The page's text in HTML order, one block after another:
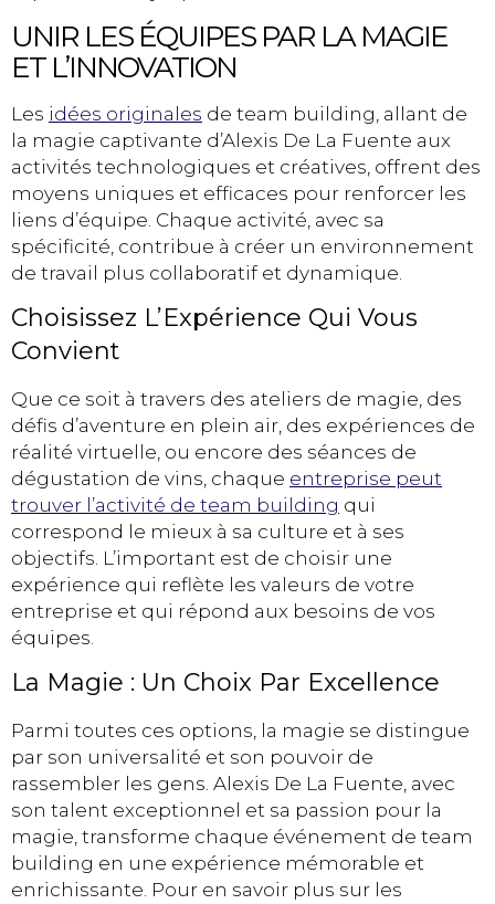
UNIR LES ÉQUIPES PAR LA MAGIE
ET L’INNOVATION
Les idées originales de team building, allant de
la magie captivante d’Alexis De La Fuente aux
activités technologiques et créatives, offrent des
moyens uniques et efficaces pour renforcer les
liens d’équipe. Chaque activité, avec sa
spécificité, contribue à créer un environnement
de travail plus collaboratif et dynamique.
Choisissez L’Expérience Qui Vous
Convient
Que ce soit à travers des ateliers de magie, des
défis d’aventure en plein air, des expériences de
réalité virtuelle, ou encore des séances de
dégustation de vins, chaque entreprise peut
trouver l’activité de team building qui
correspond le mieux à sa culture et à ses
objectifs. L’important est de choisir une
expérience qui reflète les valeurs de votre
entreprise et qui répond aux besoins de vos
équipes.
La Magie : Un Choix Par Excellence
Parmi toutes ces options, la magie se distingue
par son universalité et son pouvoir de
rassembler les gens. Alexis De La Fuente, avec
son talent exceptionnel et sa passion pour la
magie, transforme chaque événement de team
building en une expérience mémorable et
enrichissante. Pour en savoir plus sur les